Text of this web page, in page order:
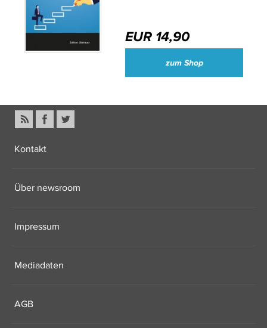
EUR 14,90
zum Shop
Kontakt
Über newsroom
Impressum
Mediadaten
AGB